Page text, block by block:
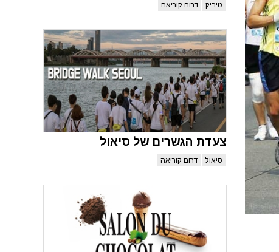
טיביק דרום קוריאה
צעדת הגשרים של סיאול
סיאול דרום קוריאה